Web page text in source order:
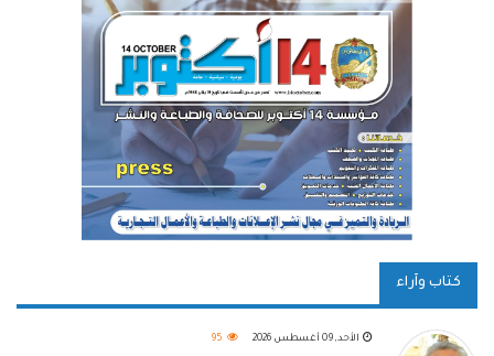
كتاب وآراء
الأحد, 09 أغسطس 2026 95